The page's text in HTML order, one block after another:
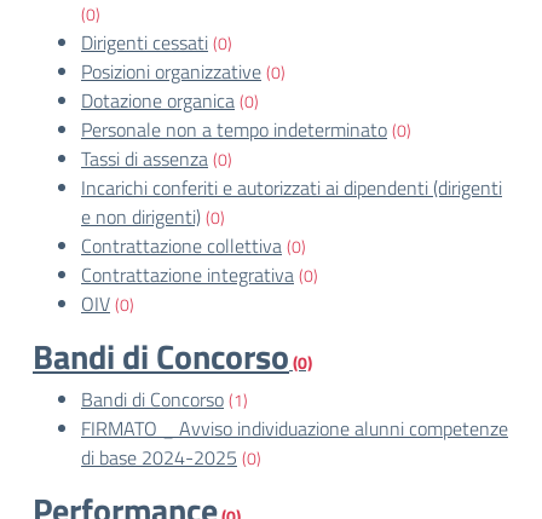
(0)
Dirigenti cessati(0)
Posizioni organizzative(0)
Dotazione organica(0)
Personale non a tempo indeterminato(0)
Tassi di assenza(0)
Incarichi conferiti e autorizzati ai dipendenti (dirigenti
e non dirigenti)(0)
Contrattazione collettiva(0)
Contrattazione integrativa(0)
OIV(0)
Bandi di Concorso(0)
Bandi di Concorso(1)
FIRMATO _ Avviso individuazione alunni competenze
di base 2024-2025 (0)